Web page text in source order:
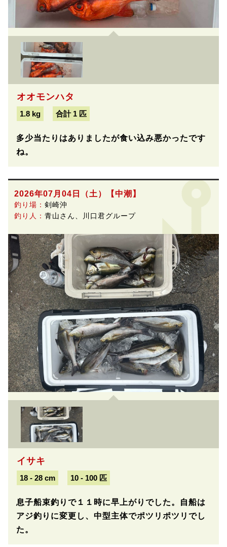
オオモンハタ
1.8 kg 合計 1 匹
多少当たりはありましたが食い込み悪かったです
ね。
2026年07月04日（土） 【中潮】
釣り場： 剣崎沖
釣り人： 青山さん、川口君グループ
イサキ
18 - 28 cm 10 - 100 匹
息子船束釣りで１１時に早上がりでした。自船は
アジ釣りに変更し、中型主体でポツリポツリでし
た。